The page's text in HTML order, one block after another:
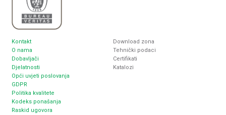
Kontakt
O nama
Dobavljači
Djelatnosti
Opći uvjeti poslovanja
GDPR
Politika kvalitete
Kodeks ponašanja
Raskid ugovora
Download zona
Tehnički podaci
Certifikati
Katalozi